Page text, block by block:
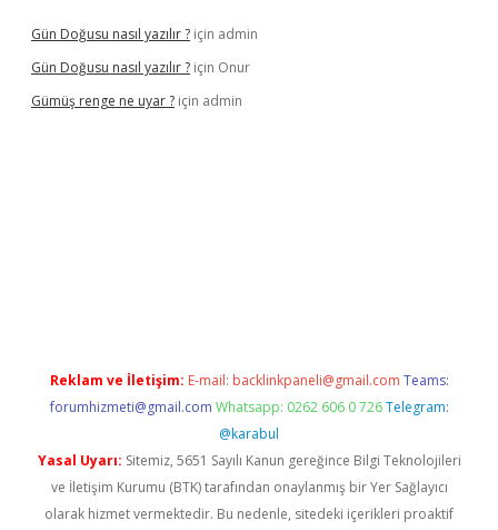
Gün Doğusu nasıl yazılır ? için admin
Gün Doğusu nasıl yazılır ? için Onur
Gümüş renge ne uyar ? için admin
Reklam ve İletişim: E-mail: backlinkpaneli@gmail.com Teams:
forumhizmeti@gmail.com Whatsapp: 0262 606 0 726 Telegram:
@karabul
Yasal Uyarı: Sitemiz, 5651 Sayılı Kanun gereğince Bilgi Teknolojileri
ve İletişim Kurumu (BTK) tarafından onaylanmış bir Yer Sağlayıcı
olarak hizmet vermektedir. Bu nedenle, sitedeki içerikleri proaktif